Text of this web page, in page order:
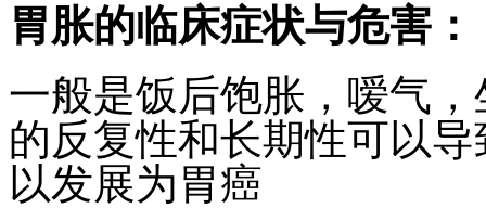
胃胀的临床症状与危害：
一般是饭后饱胀，嗳气
的反复性和长期性可以
以发展为胃癌